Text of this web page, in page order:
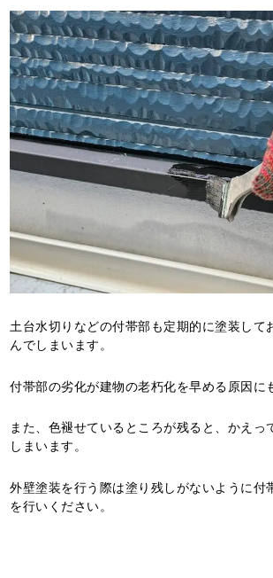
土台水切りなどの付帯部も定期的に塗装して
んでしまいます。
付帯部の劣化が建物の老朽化を早める原因に
また、色褪せているところが残ると、かえっ
しまいます。
外壁塗装を行う際は塗り残しがないように付
を行いください。